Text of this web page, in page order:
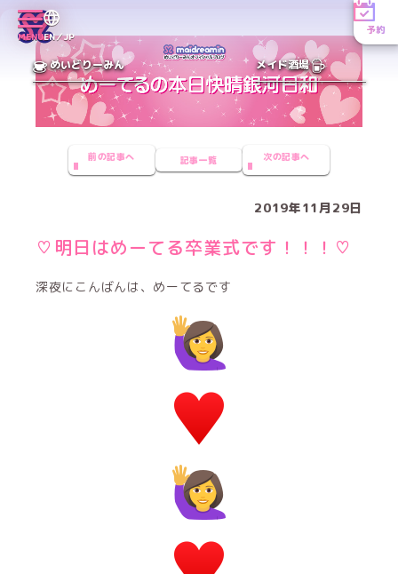
MENUEN／JP
予約
めいどりーみん メイド酒場
前の記事へ 記事一覧 次の記事へ
2019年11月29日
♡明日はめーてる卒業式です！！！♡
深夜にこんばんは、めーてるです